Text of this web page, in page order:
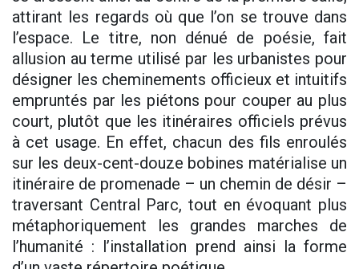
attirant les regards où que l’on se trouve dans
l’espace. Le titre, non dénué de poésie, fait
allusion au terme utilisé par les urbanistes pour
désigner les cheminements officieux et intuitifs
empruntés par les piétons pour couper au plus
court, plutôt que les itinéraires officiels prévus
à cet usage. En effet, chacun des fils enroulés
sur les deux-cent-douze bobines matérialise un
itinéraire de promenade – un chemin de désir –
traversant Central Parc, tout en évoquant plus
métaphoriquement les grandes marches de
l’humanité : l’installation prend ainsi la forme